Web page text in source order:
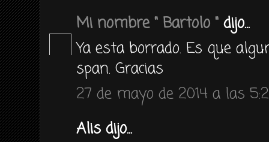
Mi nombre " Bartolo " dijo...
Ya esta borrado. Es que
span. Gracias
27 de mayo de 2014 a las
Alis dijo...